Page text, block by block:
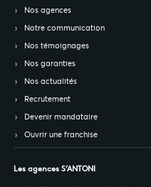
Nos agences
Notre communication
Nos témoignages
Nos garanties
Nos actualités
Recrutement
Devenir mandataire
Ouvrir une franchise
Les agences S’ANTONI